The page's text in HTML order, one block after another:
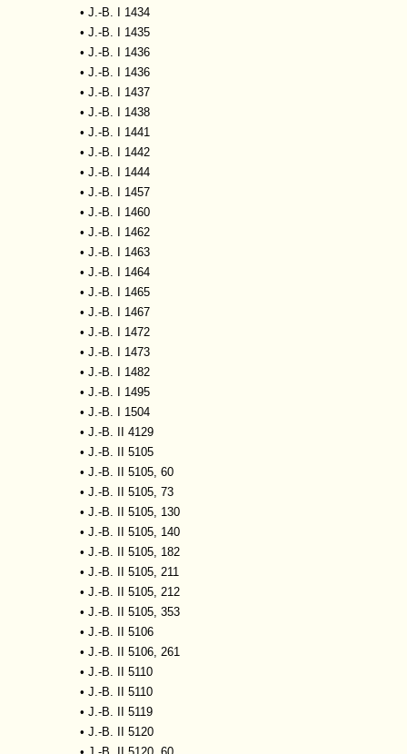
• J.-B. I 1434
• J.-B. I 1435
• J.-B. I 1436
• J.-B. I 1436
• J.-B. I 1437
• J.-B. I 1438
• J.-B. I 1441
• J.-B. I 1442
• J.-B. I 1444
• J.-B. I 1457
• J.-B. I 1460
• J.-B. I 1462
• J.-B. I 1463
• J.-B. I 1464
• J.-B. I 1465
• J.-B. I 1467
• J.-B. I 1472
• J.-B. I 1473
• J.-B. I 1482
• J.-B. I 1495
• J.-B. I 1504
• J.-B. II 4129
• J.-B. II 5105
• J.-B. II 5105, 60
• J.-B. II 5105, 73
• J.-B. II 5105, 130
• J.-B. II 5105, 140
• J.-B. II 5105, 182
• J.-B. II 5105, 211
• J.-B. II 5105, 212
• J.-B. II 5105, 353
• J.-B. II 5106
• J.-B. II 5106, 261
• J.-B. II 5110
• J.-B. II 5110
• J.-B. II 5119
• J.-B. II 5120